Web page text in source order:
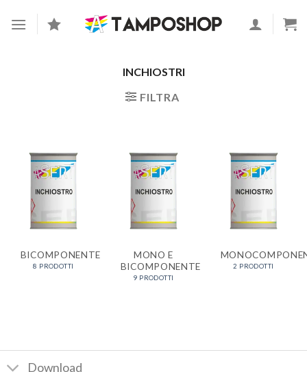
INCHIOSTRI
FILTRA
BICOMPONENTE
8 PRODOTTI
MONO E
BICOMPONENTE
9 PRODOTTI
2 PRODOTTI
Download